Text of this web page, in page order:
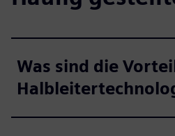
Was sind die